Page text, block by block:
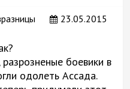
23.05.2015
боевики в
одолеть Ассада.